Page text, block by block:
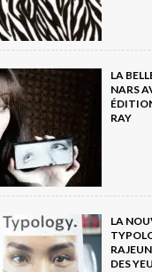
LA
NARS
RAY
LA
DES